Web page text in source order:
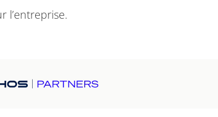
l’entreprise.